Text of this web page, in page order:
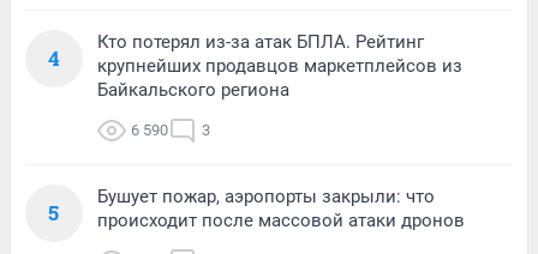
4
Кто потерял из-за атак БПЛА. Рейтинг
крупнейших продавцов маркетплейсов из
Байкальского региона
6 590 3
5
Бушует пожар, аэропорты закрыли: что
происходит после массовой атаки дронов